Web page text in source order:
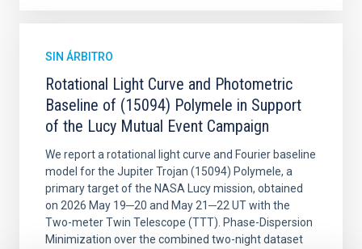
SIN ÁRBITRO
Rotational Light Curve and Photometric
Baseline of (15094) Polymele in Support
of the Lucy Mutual Event Campaign
We report a rotational light curve and Fourier baseline
model for the Jupiter Trojan (15094) Polymele, a
primary target of the NASA Lucy mission, obtained
on 2026 May 19─20 and May 21─22 UT with the
Two-meter Twin Telescope (TTT). Phase-Dispersion
Minimization over the combined two-night dataset